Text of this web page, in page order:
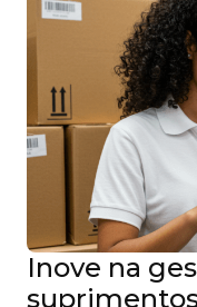
Inove na